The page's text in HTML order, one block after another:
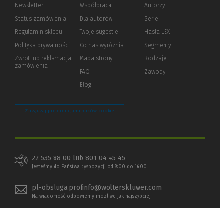
Newsletter
Status zamówienia
Regulamin sklepu
Polityka prywatności (Nowe
(Link
innej
Zwrot lub reklamacja
zamówienia
Współpraca
Dla autorów(Nowe
(Link
innej
Twoje sugestie
Co nas wyróżnia
Mapa strony
FAQ
Blog
Autorzy
Serie
Hasła LEX
Segmenty
Rodzaje
Zawody
Zarządzaj preferencjami plików cookie
22 535 88 00 lub 801 04 45 45
Jesteśmy do Państwa dyspozycji od 8:00 do 16:00
pl-obsluga.profinfo@wolterskluwer.com
Na wiadomość odpowiemy możliwe jak najszybciej.